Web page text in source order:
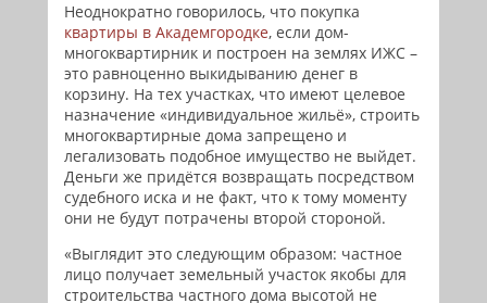
Неоднократно говорилось, что покупка
квартиры в Академгородке, если дом-
многоквартирник и построен на землях ИЖС –
это равноценно выкидыванию денег в
корзину. На тех участках, что имеют целевое
назначение «индивидуальное жильё», строить
многоквартирные дома запрещено и
легализовать подобное имущество не выйдет.
Деньги же придётся возвращать посредством
судебного иска и не факт, что к тому моменту
они не будут потрачены второй стороной.
«Выглядит это следующим образом: частное
лицо получает земельный участок якобы для
строительства частного дома высотой не